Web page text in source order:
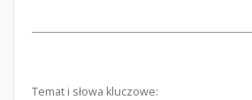
Temat i słowa kluczowe: